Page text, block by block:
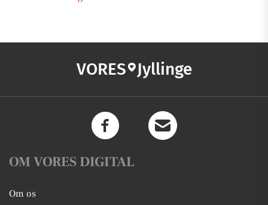
VORES Jyllinge
OM VORES DIGITAL
Om os